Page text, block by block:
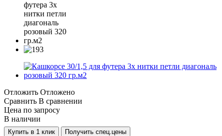
Отложить Отложено
Сравнить В сравнении
Цена по запросу
В наличии
Купить в 1 клик Получить спец.цены